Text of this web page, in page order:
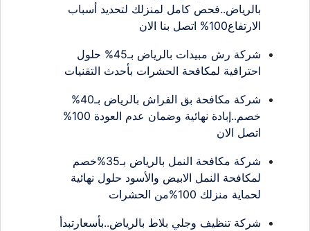
بالرياض..فحص كامل لمنزلك لتحديد أسباب
الارتفاع100% اتصل بنا الان
شركة رش مبيدات بالرياض بـ45% حلول
احترافية لمكافحة الحشرات بأحدث التقنيات
شركة مكافحة بق الفراش بالرياض بـ40%
خصم..إبادة نهائية وضمان عدم العودة 100%
اتصل الان
شركة مكافحة النمل بالرياض بـ35%خصم
لمكافحة النمل الابيض والأسود حلول نهائية
لحماية منزلك 100%من الحشرات
شركة تنظيف وجلي بلاط بالرياض..بأسعارتبدأ